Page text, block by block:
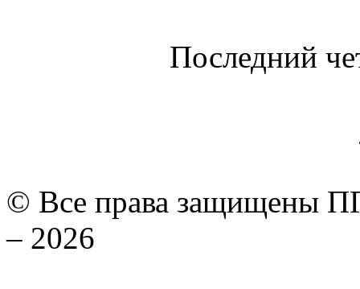
Последний
© Все права защищены
– 2026